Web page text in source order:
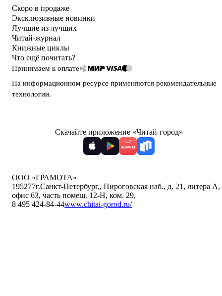
Скоро в продаже
Эксклюзивные новинки
Лучшие из лучших
Читай-журнал
Книжные циклы
Что ещё почитать?
Принимаем к оплате
На информационном ресурсе применяются рекомендательные
технологии.
Скачайте приложение «Читай-город»
ООО «ГРАМОТА»
195277г.Санкт-Петербург,, Пироговская наб., д. 21, литера А,
офис 63, часть помещ. 12-Н, ком. 29,
8 495 424-84-44www.chitai-gorod.ru/